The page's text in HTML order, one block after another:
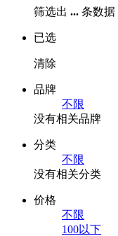
筛选出 ... 条数据
已选
清除
品牌
不限
没有相关品牌
分类
不限
没有相关分类
价格
不限
100以下